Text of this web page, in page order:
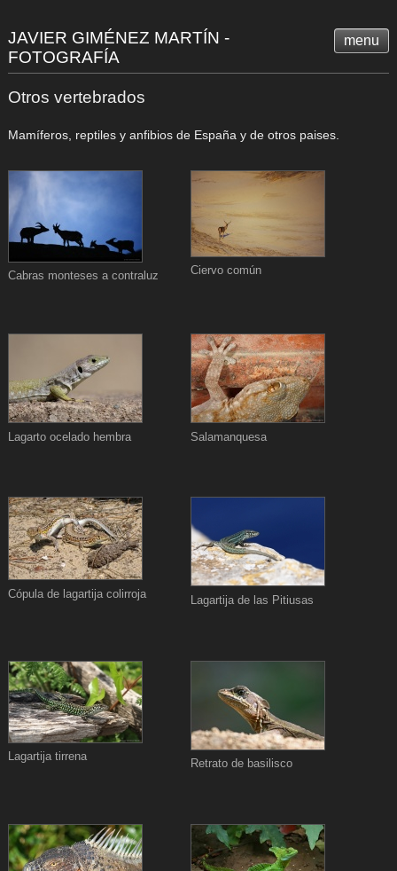
menu
JAVIER GIMÉNEZ MARTÍN -
FOTOGRAFÍA
Otros vertebrados
Mamíferos, reptiles y anfibios de España y de otros paises.
Cabras monteses a contraluz Ciervo común
Lagarto ocelado hembra Salamanquesa
Cópula de lagartija colirroja Lagartija de las Pitiusas
Lagartija tirrena
Retrato de basilisco